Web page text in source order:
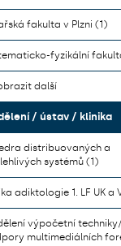
fakulta v Plzni (1)
fyzikální
další
/ ústav / klinika
distribuovaných a
systémů (1)
adiktologie 1. LF UK a
výpočetní
multimediálních